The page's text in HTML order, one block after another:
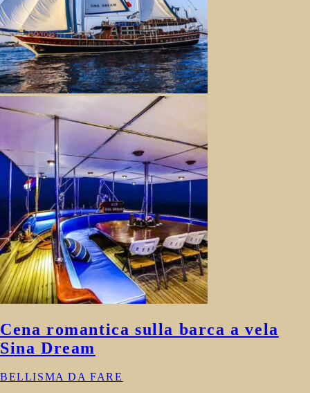
Cena romantica sulla barca a vela
Sina Dream
BELLISMA DA FARE